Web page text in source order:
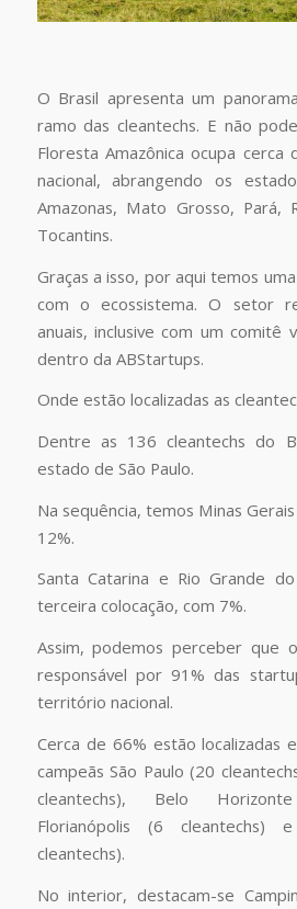
O Brasil apresenta um
ramo das cleantechs. E não
Floresta Amazônica ocupa
nacional, abrangendo os
Amazonas, Mato Grosso, Pará,
Tocantins.
Graças a isso, por aqui temos
com o ecossistema. O setor
anuais, inclusive com um comitê
dentro da ABStartups.
Onde estão localizadas as
Dentre as 136 cleantechs do
estado de São Paulo.
Na sequência, temos Minas
12%.
Santa Catarina e Rio Grande
terceira colocação, com 7%.
Assim, podemos perceber que
responsável por 91% das
território nacional.
Cerca de 66% estão localizadas
campeãs São Paulo (20
cleantechs), Belo
Florianópolis (6
cleantechs).
No interior, destacam-se